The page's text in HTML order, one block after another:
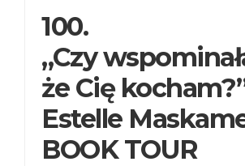
100.
„Czy
że Cię
Estelle
BOOK TOUR